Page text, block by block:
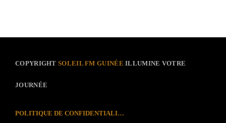
COPYRIGHTSOLEIL FM GUINÉE ILLUMINE VOTRE
JOURNÉE
POLITIQUE DE CONFIDENTIALITÉ